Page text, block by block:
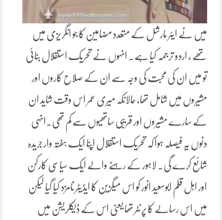
میں نے ایئر مارشل کے متعدد مضامین کا جو انگریزی میں
تھے ، اردو ترجمہ کیا ہے۔ انہوں نے تحریک استقلال بنائی
تو میں ان کی محبت کی وجہ سے ان کے صلاح کاروں اور
مشیروں میں شامل تھا، حالانکہ میری عمر اس وقت شاید ان
کے سارے مشیروں اور قریبی ساتھیوں سے کم تھی۔انہی
دنوں یہ فیصلہ ہوا کہ تحریک استقلال اپنا ایک ہفتہ وار جریدہ
شائع کرے گی۔ لاہور کے رہنے والے ایک سیاسی کارکن
اور اہل قلم ابوسعید انور کو اس میگزین کا ایڈیٹر نامزد کیا گیا لیکن
میں اس رسالے کا پرنٹر تھا یعنی اس کے ڈیکلریشن میں